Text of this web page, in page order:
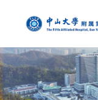
主
要
内
容